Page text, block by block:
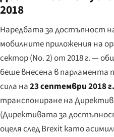
2018
Наредбата за достъпност
мобилните приложения на
сектор (No. 2) от 2018 г. —
беше внесена в парламента
сила на23 септември 2018 г.
транспониране на
(Директивата за
оцеля след Brexit като